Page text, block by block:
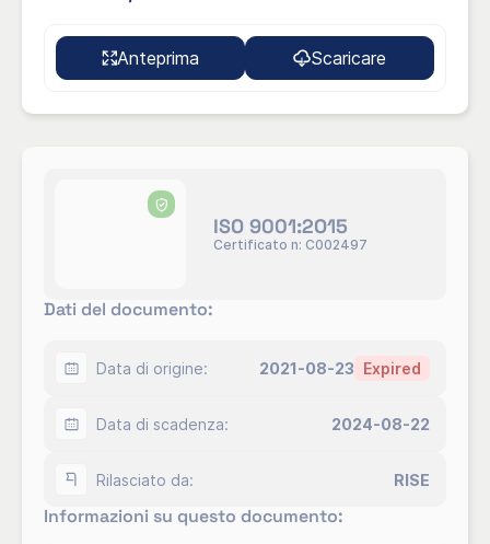
Anteprima Scaricare
ISO 9001:2O15
Certificato n: C002497
Dati del documento:
Data di origine: 2021-08-23 Expired
Data di scadenza: 2024-08-22
Rilasciato da: RISE
Informazioni su questo documento: